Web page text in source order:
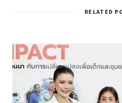
RELATED